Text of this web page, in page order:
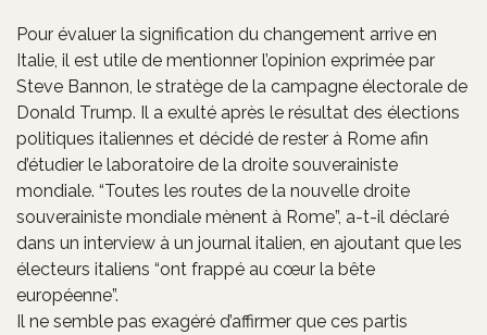
Pour évaluer la signification du changement arrive en
Italie, il est utile de mentionner l’opinion exprimée par
Steve Bannon, le stratège de la campagne électorale de
Donald Trump. Il a exulté après le résultat des élections
politiques italiennes et décidé de rester à Rome afin
d’étudier le laboratoire de la droite souverainiste
mondiale. “Toutes les routes de la nouvelle droite
souverainiste mondiale mènent à Rome”, a-t-il déclaré
dans un interview à un journal italien, en ajoutant que les
électeurs italiens “ont frappé au cœur la bête
européenne”.
Il ne semble pas exagéré d’affirmer que ces partis